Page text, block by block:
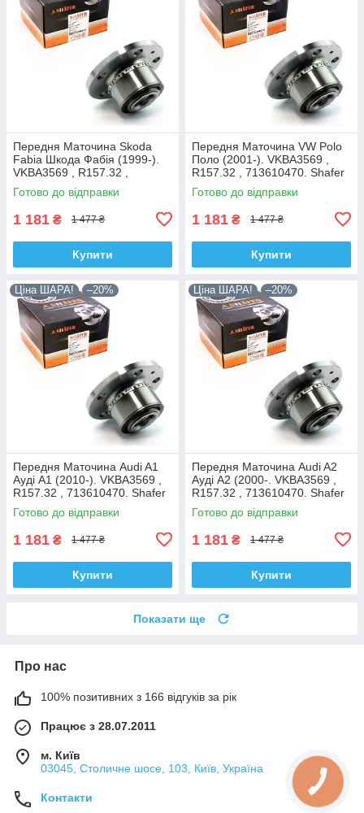
Передня Маточина Skoda
Fabia Шкода Фабія (1999-).
VKBA3569 , R157.32 ,
713610470. Shafer Австрія
Готово до відправки
1 181 ₴ 1 477 ₴
Купити
Передня Маточина VW Polo
Поло (2001-). VKBA3569 ,
R157.32 , 713610470. Shafer
Австрія
Готово до відправки
1 181 ₴ 1 477 ₴
Купити
Ціна ШАРА! –20%
Передня Маточина Audi A1
Ауді А1 (2010-). VKBA3569 ,
R157.32 , 713610470. Shafer
Австрія
Готово до відправки
1 181 ₴ 1 477 ₴
Купити
Ціна ШАРА! –20%
Передня Маточина Audi A2
Ауді А2 (2000-. VKBA3569 ,
R157.32 , 713610470. Shafer
Австрія
Готово до відправки
1 181 ₴ 1 477 ₴
Купити
Показати ще
Про нас
100% позитивних з 166 відгуків за рік
Працює з 28.07.2011
м. Київ
03045, Столичне шосе, 103, Київ, Україна
Контакти